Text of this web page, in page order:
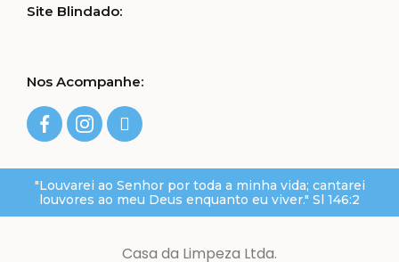
Site Blindado:
Nos Acompanhe:
"Louvarei ao Senhor por toda a minha vida; cantarei
louvores ao meu Deus enquanto eu viver." Sl 146:2
Casa da Limpeza Ltda.